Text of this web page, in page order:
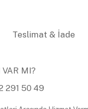
Teslimat & İade
MI?
291 50 49